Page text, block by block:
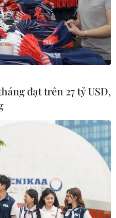
hiệu quả hoạt
nghiệp công lập…
đã góp phần cải thiện
hỗ trợ doanh nghiệp
đẩy ứng dụng chuyển
công nghệ vào sản
kinh tế-xã hội tại địa
phát triển hệ sinh thái
tạo tại các địa
tế trọng điểm phía
hiện được khá rõ nét
tổ chức các hoạt
đạt trên 27 tỷ USD,